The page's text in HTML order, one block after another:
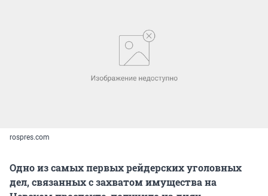
rospres.com
Одно из самых первых рейдерских уголовных
дел, связанных с захватом имущества на